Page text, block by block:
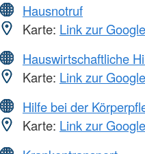
Hausnotruf
Karte: Link zur
Hauswirtschaftliche
Karte: Link zur
Hilfe bei der
Karte: Link zur